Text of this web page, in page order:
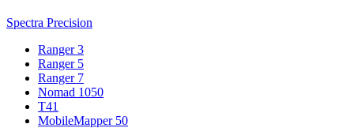
Spectra Precision
Ranger 3
Ranger 5
Ranger 7
Nomad 1050
T41
MobileMapper 50